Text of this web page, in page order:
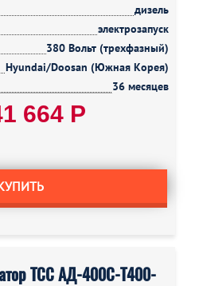
дизель
электрозапуск
380 Вольт (трехфазный)
Hyundai/Doosan (Южная Корея)
36 месяцев
664 Р
ТСС АД-400С-Т400-